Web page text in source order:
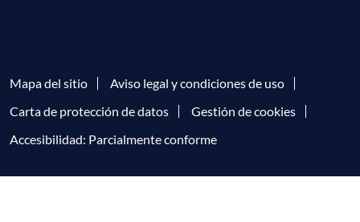
Mapa del sitio
Aviso legal y condiciones de uso
Carta de protección de datos
Gestión de cookies
Accesibilidad: Parcialmente conforme